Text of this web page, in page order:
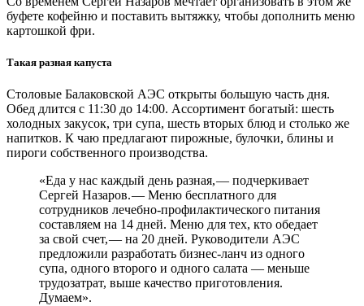
буфете кофейню и поставить вытяжку, чтобы дополнить меню
картошкой фри.
Такая разная капуста
Столовые Балаковской АЭС открыты большую часть дня.
Обед длится с 11:30 до 14:00. Ассортимент богатый: шесть
холодных закусок, три супа, шесть вторых блюд и столько же
напитков. К чаю предлагают пирожные, булочки, блины и
пироги собственного производства.
«Еда у нас каждый день разная, — ​подчеркивает
Сергей Назаров. — ​Меню бесплатного для
сотрудников лечебно-профилактического питания
составляем на 14 дней. Меню для тех, кто обедает
за свой счет, — ​на 20 дней. Руководители АЭС
предложили разработать бизнес-ланч из одного
супа, одного второго и одного салата — ​меньше
трудозатрат, выше качество приготовления.
Думаем».